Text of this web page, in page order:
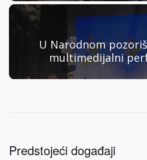
U Narodnom
multimedijalni
Predstojeći događaji